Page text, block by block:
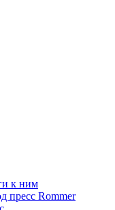
к ним
пресс Rommer